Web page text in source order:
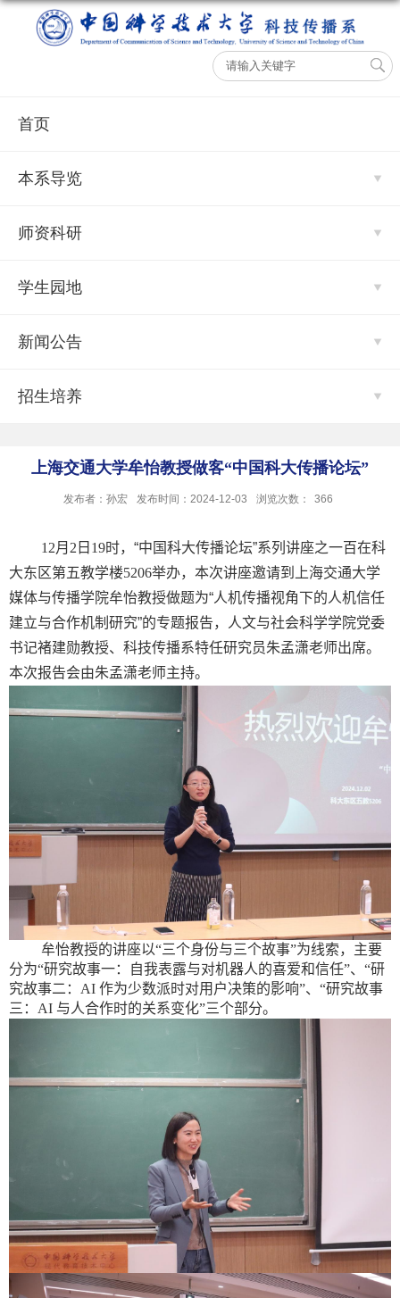
首页
本系导览
师资科研
学生园地
新闻公告
招生培养
上海交通大学牟怡教授做客“中国科大传播论坛”
发布者：孙宏 发布时间：2024-12-03 浏览次数： 366
12月 2 日 19时，“中国科大传播论坛”系列讲座之一百在科
大东区第五教学楼5206举办，本次讲座邀请到上海交通大学
媒体与传播学院牟怡教授做题为“人机传播视角下的人机信任
建立与合作机制研究”的专题报告，人文与社会科学学院党委
书记褚建勋教授、科技传播系特任研究员朱孟潇老师出席。
本次报告会由朱孟潇老师主持。
牟怡教授的讲座以“三个身份与三个故事”为线索，主要
分为“研究故事一：自我表露与对机器人的喜爱和信任”、“研
究故事二： AI 作为少数派时对用户决策的影响”、“研究故事
三： AI 与人合作时的关系变化”三个部分。